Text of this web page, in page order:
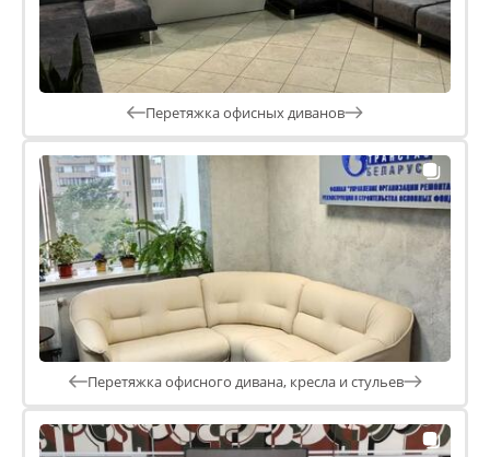
Перетяжка офисных диванов
Перетяжка офисного дивана, кресла и стульев